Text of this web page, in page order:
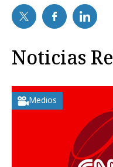
Noticias
Medios